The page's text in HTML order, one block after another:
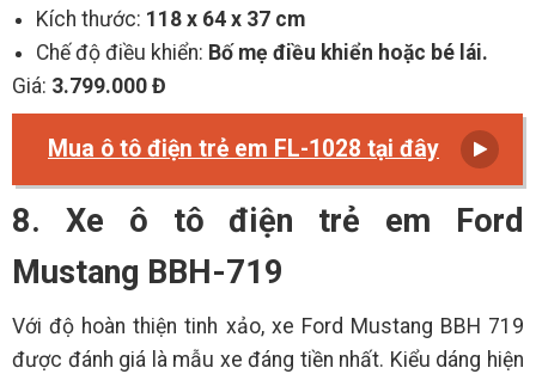
Kích thước: 118 x 64 x 37 cm
Chế độ điều khiển: Bố mẹ điều khiển hoặc bé lái.
Giá: 3.799.000 Đ
Mua ô tô điện trẻ em FL-1028 tại đây
8. Xe ô tô điện trẻ em Ford
Mustang BBH-719
Với độ hoàn thiện tinh xảo, xe Ford Mustang BBH 719
được đánh giá là mẫu xe đáng tiền nhất. Kiểu dáng hiện